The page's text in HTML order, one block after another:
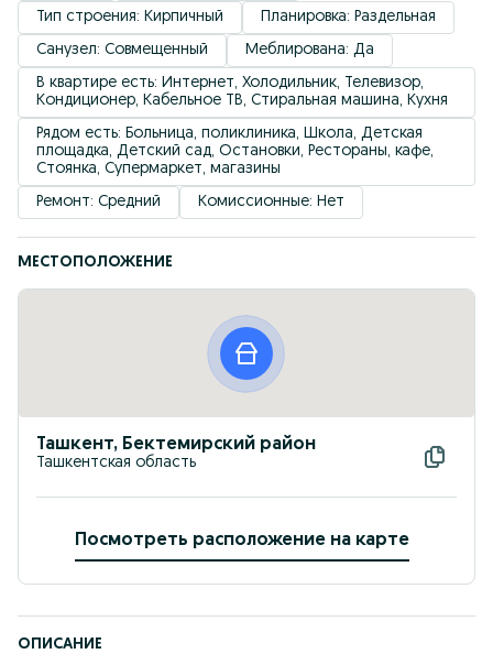
Тип строения: Кирпичный
Планировка: Раздельная
Санузел: Совмещенный
Меблирована: Да
В квартире есть: Интернет, Холодильник, Телевизор,
Кондиционер, Кабельное ТВ, Стиральная машина, Кухня
Рядом есть: Больница, поликлиника, Школа, Детская
площадка, Детский сад, Остановки, Рестораны, кафе,
Стоянка, Супермаркет, магазины
Ремонт: Средний
Комиссионные: Нет
МЕСТОПОЛОЖЕНИЕ
Ташкент, Бектемирский район
Ташкентская область
Посмотреть расположение на карте
ОПИСАНИЕ